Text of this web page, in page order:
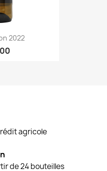
2022
agricole
de 24 bouteilles